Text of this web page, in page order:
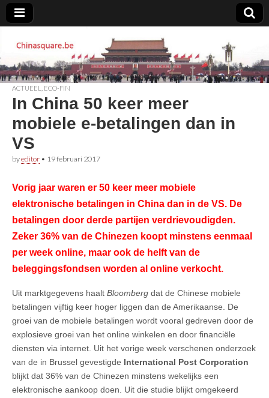
Chinasquare.be
ACTUEEL ECO-FIN
In China 50 keer meer
mobiele e-betalingen dan in
VS
byeditor • 19 februari 2017
Vorig jaar waren er 50 keer meer mobiele
elektronische betalingen in China dan in de VS. De
betalingen door derde partijen verdrievoudigden.
Zeker 36% van de Chinezen koopt minstens eenmaal
per week online, maar ook de helft van de
beleggingsfondsen worden al online verkocht.
Uit marktgegevens haalt Bloomberg dat de Chinese mobiele
betalingen vijftig keer hoger liggen dan de Amerikaanse. De
groei van de mobiele betalingen wordt vooral gedreven door de
explosieve groei van het online winkelen en door financiële
diensten via internet. Uit het vorige week verschenen onderzoek
van de in Brussel gevestigde International Post Corporation
blijkt dat 36% van de Chinezen minstens wekelijks een
elektronische aankoop doen. Uit die studie blijkt omgekeerd